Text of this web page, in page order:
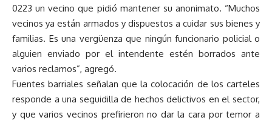
0223 un vecino que pidió mantener su anonimato. “Muchos
vecinos ya están armados y dispuestos a cuidar sus bienes y
familias. Es una vergüenza que ningún funcionario policial o
alguien enviado por el intendente estén borrados ante
varios reclamos”, agregó.
Fuentes barriales señalan que la colocación de los carteles
responde a una seguidilla de hechos delictivos en el sector,
y que varios vecinos prefirieron no dar la cara por temor a